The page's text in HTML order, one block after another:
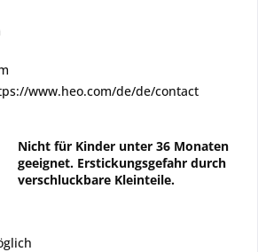
www.heo.com/de/de/contact
Nicht für Kinder unter 36 Monaten
geeignet. Erstickungsgefahr durch
verschluckbare Kleinteile.